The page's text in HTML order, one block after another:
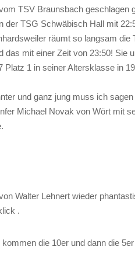
TSV Braunsbach
der TSG Schwäbisch Hall mit
räumt so langsam
das mit einer Zeit von 23:50! Sie
Platz 1 in seiner Altersklasse in
und ganz jung muss ich
Michael Novak von Wört mit
Walter Lehnert wieder
.
die 10er und dann die